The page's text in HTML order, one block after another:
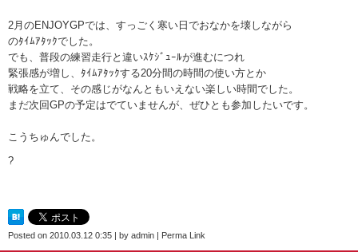
2月のENJOYGPでは、すっごく寒い日でおなかを壊しながら
のﾀｲﾑｱﾀｯｸでした。
でも、普段の練習走行と違いｽｹｼﾞｭｰﾙが進むにつれ
緊張感が増し、ﾀｲﾑｱﾀｯｸする20分間の時間の使い方とか
戦略を立て、その感じがなんともいえない楽しい時間でした。
まだ次回GPの予定はでていませんが、ぜひとも参加したいです。
こうちゅんでした。
?
Posted on 2010.03.12 0:35 | by admin | Perma Link